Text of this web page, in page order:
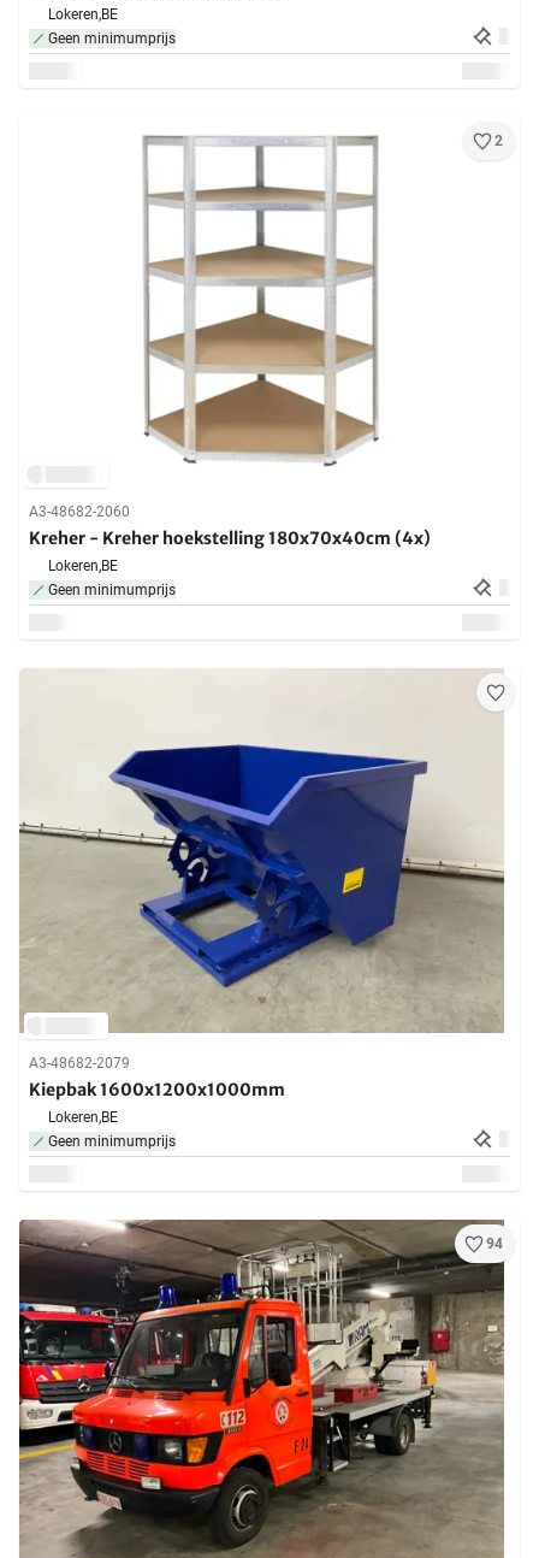
Lokeren,BE
Geen minimumprijs
2
A3-48682-2060
Kreher - Kreher hoekstelling 180x70x40cm (4x)
Lokeren,BE
Geen minimumprijs
A3-48682-2079
Kiepbak 1600x1200x1000mm
Lokeren,BE
Geen minimumprijs
94